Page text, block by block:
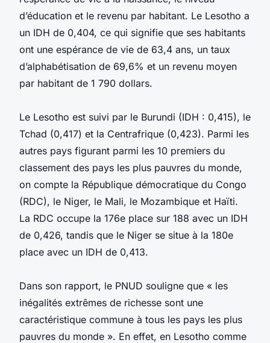
d’éducation et le revenu par habitant. Le Lesotho a
un IDH de 0,404, ce qui signifie que ses habitants
ont une espérance de vie de 63,4 ans, un taux
d’alphabétisation de 69,6% et un revenu moyen
par habitant de 1 790 dollars.
Le Lesotho est suivi par le Burundi (IDH : 0,415), le
Tchad (0,417) et la Centrafrique (0,423). Parmi les
autres pays figurant parmi les 10 premiers du
classement des pays les plus pauvres du monde,
on compte la République démocratique du Congo
(RDC), le Niger, le Mali, le Mozambique et Haïti.
La RDC occupe la 176e place sur 188 avec un IDH
de 0,426, tandis que le Niger se situe à la 180e
place avec un IDH de 0,413.
Dans son rapport, le PNUD souligne que « les
inégalités extrêmes de richesse sont une
caractéristique commune à tous les pays les plus
pauvres du monde ». En effet, en Lesotho comme